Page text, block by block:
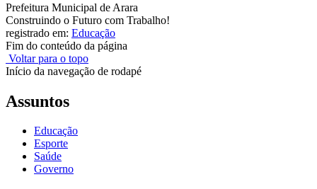
Prefeitura Municipal de Arara
Construindo o Futuro com Trabalho!
registrado em: Educação
Fim do conteúdo da página
Voltar para o topo
Início da navegação de rodapé
Assuntos
Educação
Esporte
Saúde
Governo